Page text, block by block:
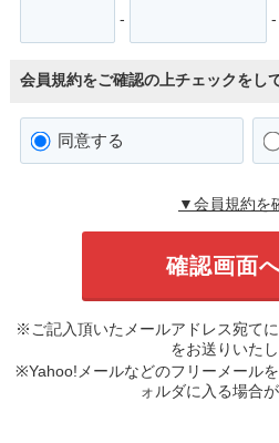
- -
会員規約をご確認の上チェックをし
同意する
▼会員規約を
※ご記入頂いたメールアドレス宛て
をお送りいたし
※Yahoo!メールなどのフリーメール
ォルダに入る場合が